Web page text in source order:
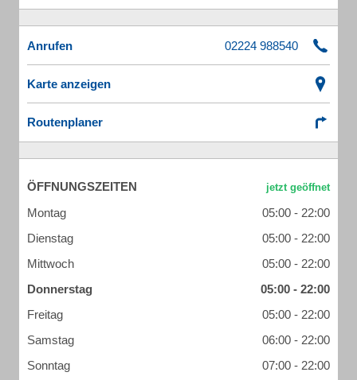
Anrufen
Karte anzeigen
Routenplaner
ÖFFNUNGSZEITEN
Montag
05:00 - 22:00
Dienstag
05:00 - 22:00
Mittwoch
05:00 - 22:00
Donnerstag
05:00 - 22:00
Freitag
05:00 - 22:00
Samstag
06:00 - 22:00
Sonntag
07:00 - 22:00